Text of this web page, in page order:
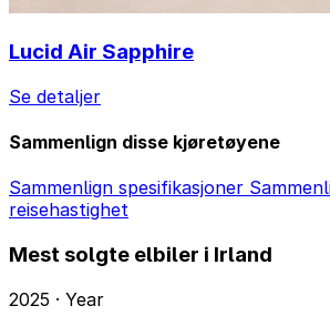
Lucid Air Sapphire
Se detaljer
Sammenlign disse kjøretøyene
Sammenlign spesifikasjoner
reisehastighet
Mest solgte elbiler i Irland
2025 · Year